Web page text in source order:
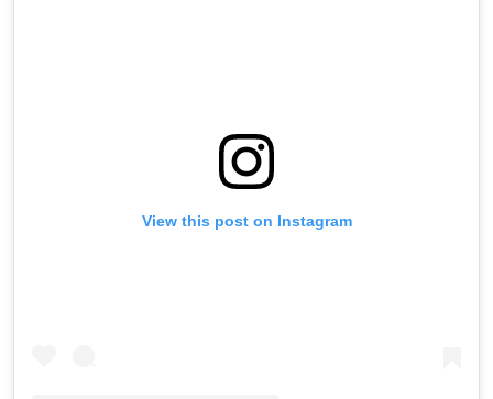
View this post on Instagram